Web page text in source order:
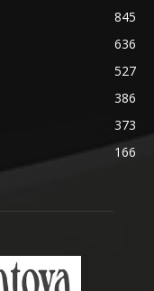
845
636
527
386
373
166